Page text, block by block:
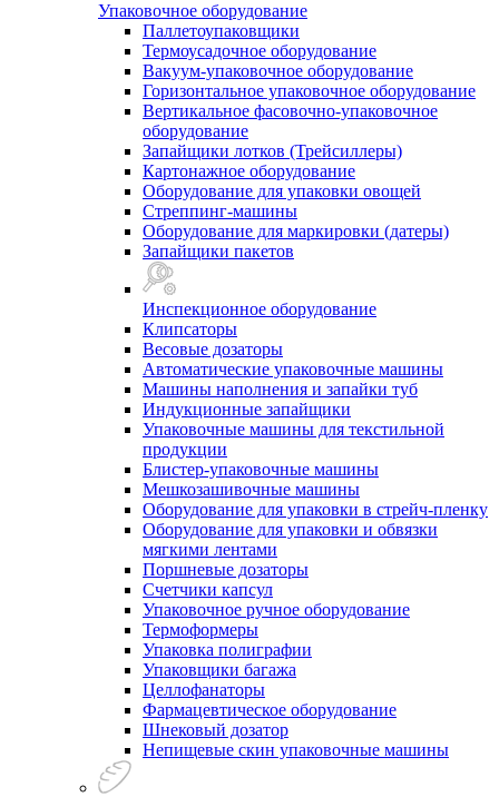
Упаковочное оборудование
Паллетоупаковщики
Термоусадочное оборудование
Вакуум-упаковочное оборудование
Горизонтальное упаковочное оборудование
Вертикальное фасовочно-упаковочное
оборудование
Запайщики лотков (Трейсиллеры)
Картонажное оборудование
Оборудование для упаковки овощей
Стреппинг-машины
Оборудование для маркировки (датеры)
Запайщики пакетов
Инспекционное оборудование
Клипсаторы
Весовые дозаторы
Автоматические упаковочные машины
Машины наполнения и запайки туб
Индукционные запайщики
Упаковочные машины для текстильной
продукции
Блистер-упаковочные машины
Мешкозашивочные машины
Оборудование для упаковки в стрейч-пленку
Оборудование для упаковки и обвязки
мягкими лентами
Поршневые дозаторы
Счетчики капсул
Упаковочное ручное оборудование
Термоформеры
Упаковка полиграфии
Упаковщики багажа
Целлофанаторы
Фармацевтическое оборудование
Шнековый дозатор
Непищевые скин упаковочные машины